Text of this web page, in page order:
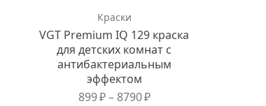
Краски
VGT Premium IQ 129 краска
для детских комнат с
антибактериальным
эффектом
899₽ – 8790₽